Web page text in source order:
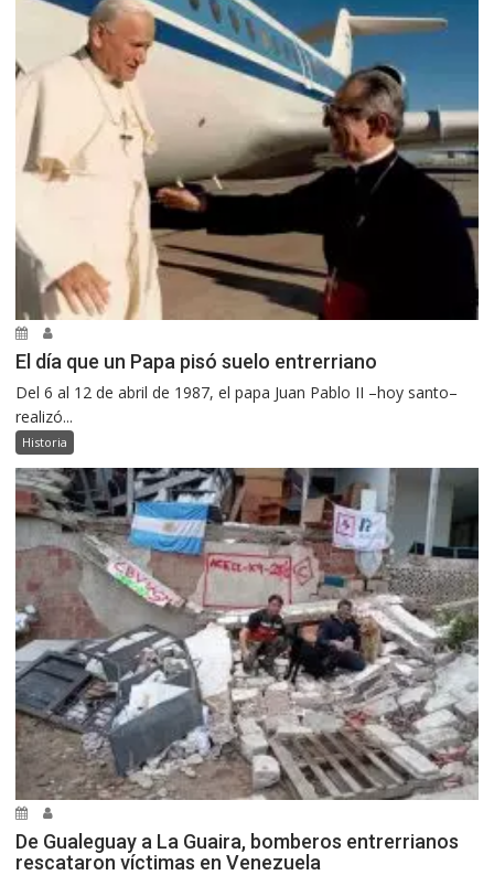
El día que un Papa pisó suelo entrerriano
Del 6 al 12 de abril de 1987, el papa Juan Pablo II –hoy santo–
realizó...
Historia
De Gualeguay a La Guaira, bomberos entrerrianos
rescataron víctimas en Venezuela